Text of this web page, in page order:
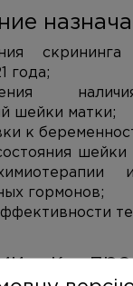
года;
наличия/
шейки матки;
к
шейки
гормонов;
к